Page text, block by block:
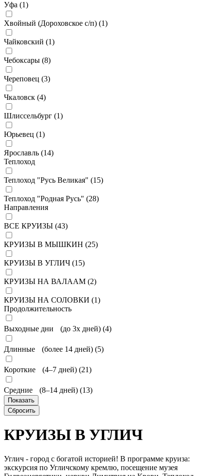
Уфа (1)
Хвойный (Дороховское с/п) (1)
Чайковский (1)
Чебоксары (8)
Череповец (3)
Чкаловск (4)
Шлиссельбург (1)
Юрьевец (1)
Ярославль (14)
Теплоход
Теплоход "Русь Великая" (15)
Теплоход "Родная Русь" (28)
Направления
ВСЕ КРУИЗЫ (43)
КРУИЗЫ В МЫШКИН (25)
КРУИЗЫ В УГЛИЧ (15)
КРУИЗЫ НА ВАЛААМ (2)
КРУИЗЫ НА СОЛОВКИ (1)
Продолжительность
Выходные дни (до 3х дней) (4)
Длинные (более 14 дней) (5)
Короткие (4–7 дней) (21)
Средние (8–14 дней) (13)
КРУИЗЫ В УГЛИЧ
Углич - город с богатой историей! В программе круиза:
экскурсия по Угличскому кремлю, посещение музея